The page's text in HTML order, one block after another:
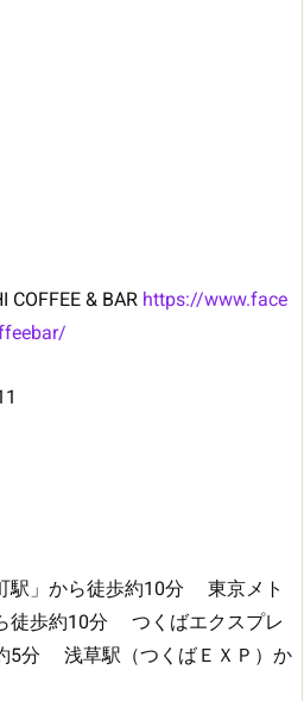
COFFEE & BAR https://www.face
駅」から徒歩約10分
東京メト
徒歩約10分
つくばエクスプレ
5分
浅草駅（つくばＥＸＰ）か